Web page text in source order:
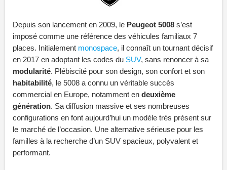
Depuis son lancement en 2009, le Peugeot 5008 s’est
imposé comme une référence des véhicules familiaux 7
places. Initialement monospace, il connaît un tournant décisif
en 2017 en adoptant les codes du SUV, sans renoncer à sa
modularité. Plébiscité pour son design, son confort et son
habitabilité, le 5008 a connu un véritable succès
commercial en Europe, notamment en deuxième
génération. Sa diffusion massive et ses nombreuses
configurations en font aujourd’hui un modèle très présent sur
le marché de l’occasion. Une alternative sérieuse pour les
familles à la recherche d’un SUV spacieux, polyvalent et
performant.